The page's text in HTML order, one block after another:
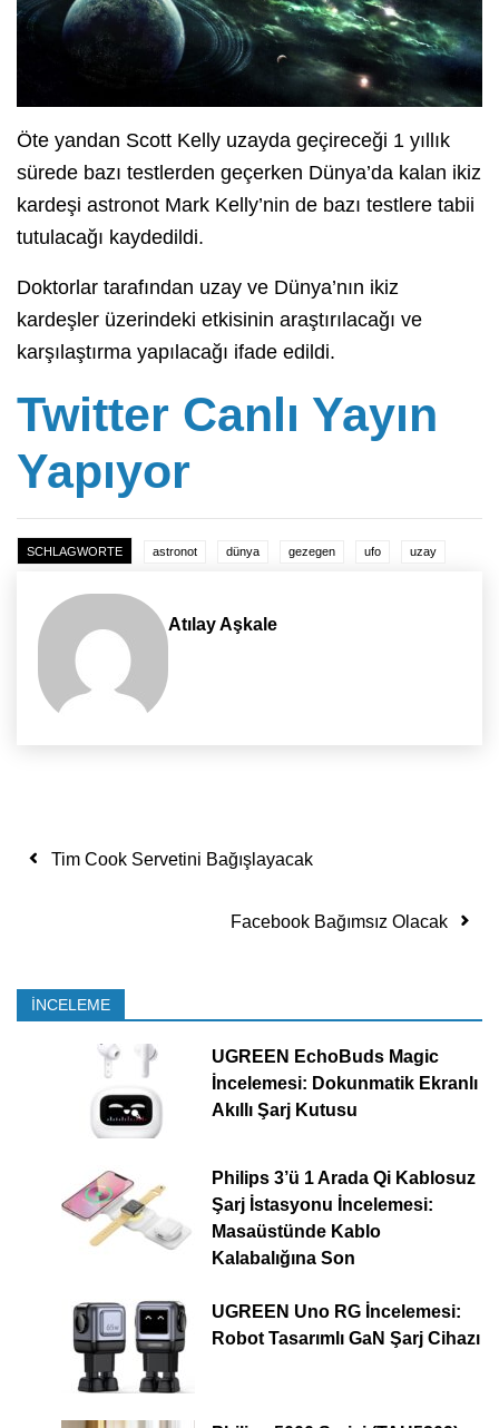
Öte yandan Scott Kelly uzayda geçireceği 1 yıllık
sürede bazı testlerden geçerken Dünya’da kalan ikiz
kardeşi astronot Mark Kelly’nin de bazı testlere tabii
tutulacağı kaydedildi.
Doktorlar tarafından uzay ve Dünya’nın ikiz
kardeşler üzerindeki etkisinin araştırılacağı ve
karşılaştırma yapılacağı ifade edildi.
Twitter Canlı Yayın
Yapıyor
SCHLAGWORTE astronot dünya gezegen ufo uzay
Atılay Aşkale
Yazı dolaşımı
Tim Cook Servetini Bağışlayacak
Facebook Bağımsız Olacak
İNCELEME
UGREEN EchoBuds Magic
İncelemesi: Dokunmatik Ekranlı
Akıllı Şarj Kutusu
Philips 3’ü 1 Arada Qi Kablosuz
Şarj İstasyonu İncelemesi:
Masaüstünde Kablo
Kalabalığına Son
UGREEN Uno RG İncelemesi:
Robot Tasarımlı GaN Şarj Cihazı